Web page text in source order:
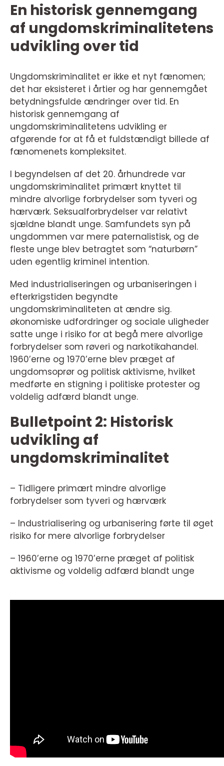
En historisk gennemgang
af ungdomskriminalitetens
udvikling over tid
Ungdomskriminalitet er ikke et nyt fænomen;
det har eksisteret i årtier og har gennemgået
betydningsfulde ændringer over tid. En
historisk gennemgang af
ungdomskriminalitetens udvikling er
afgørende for at få et fuldstændigt billede af
fænomenets kompleksitet.
I begyndelsen af det 20. århundrede var
ungdomskriminalitet primært knyttet til
mindre alvorlige forbrydelser som tyveri og
hærværk. Seksualforbrydelser var relativt
sjældne blandt unge. Samfundets syn på
ungdommen var mere paternalistisk, og de
fleste unge blev betragtet som “naturbørn”
uden egentlig kriminel intention.
Med industrialiseringen og urbaniseringen i
efterkrigstiden begyndte
ungdomskriminaliteten at ændre sig.
økonomiske udfordringer og sociale uligheder
satte unge i risiko for at begå mere alvorlige
forbrydelser som røveri og narkotikahandel.
1960’erne og 1970’erne blev præget af
ungdomsoprør og politisk aktivisme, hvilket
medførte en stigning i politiske protester og
voldelig adfærd blandt unge.
Bulletpoint 2: Historisk
udvikling af
ungdomskriminalitet
– Tidligere primært mindre alvorlige
forbrydelser som tyveri og hærværk
– Industrialisering og urbanisering førte til øget
risiko for mere alvorlige forbrydelser
– 1960’erne og 1970’erne præget af politisk
aktivisme og voldelig adfærd blandt unge